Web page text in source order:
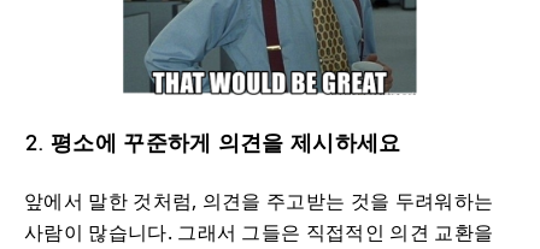
2. 평소에 꾸준하게 의견을 제시하세요
앞에서 말한 것처럼, 의견을 주고받는 것을 두려워하는
사람이 많습니다. 그래서 그들은 직접적인 의견 교환을